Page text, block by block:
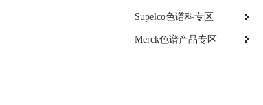
Supelco色谱科专区
Merck色谱产品专区